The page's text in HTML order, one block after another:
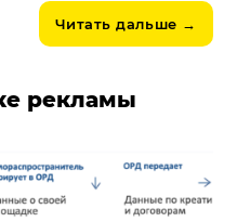
Читать дальше →
рекламы